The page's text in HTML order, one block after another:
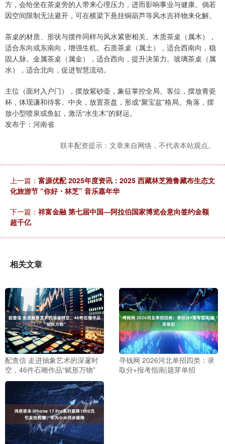
方，会给坐在茶桌旁的人带来心理压力，进而影响事业与健康。倘若
因空间限制无法避开，可在横梁下悬挂铜葫芦等风水吉祥物来化解。
茶桌的材质、形状与摆件同样与风水紧密相关。木质茶桌（属木），
适合东向或东南向，增强生机。石质茶桌（属土），适合西南向，稳
固人脉。金属茶桌（属金），适合西向，提升决策力。玻璃茶桌（属
水），适合北向，促进智慧流动。
主位（面对入户门），摆放紫砂壶，象征掌控全局。客位，摆放青瓷
杯，体现谦和待客。中央，放置茶盘，形成“聚宝盆”格局。角落，摆
放小型喷泉或鱼缸，激活“水生木”的财运。
发布于：河南省
联丰配资提示：文章来自网络，不代表本站观点。
上一篇： 富源优配 2025年度资讯：2025 西藏林芝雅鲁藏布生态文
化旅游节 “你好・林芝” 音乐嘉年华
下一篇： 祥富金融 第七届中国—阿拉伯国家博览会意向签约金额
超千亿
相关文章
配查信 走进抽象艺术的深邃时
空，46件石雕作品“赋形万物”
寻钱网 2026河北单招四类：录
取分+报考指南|题芽单招